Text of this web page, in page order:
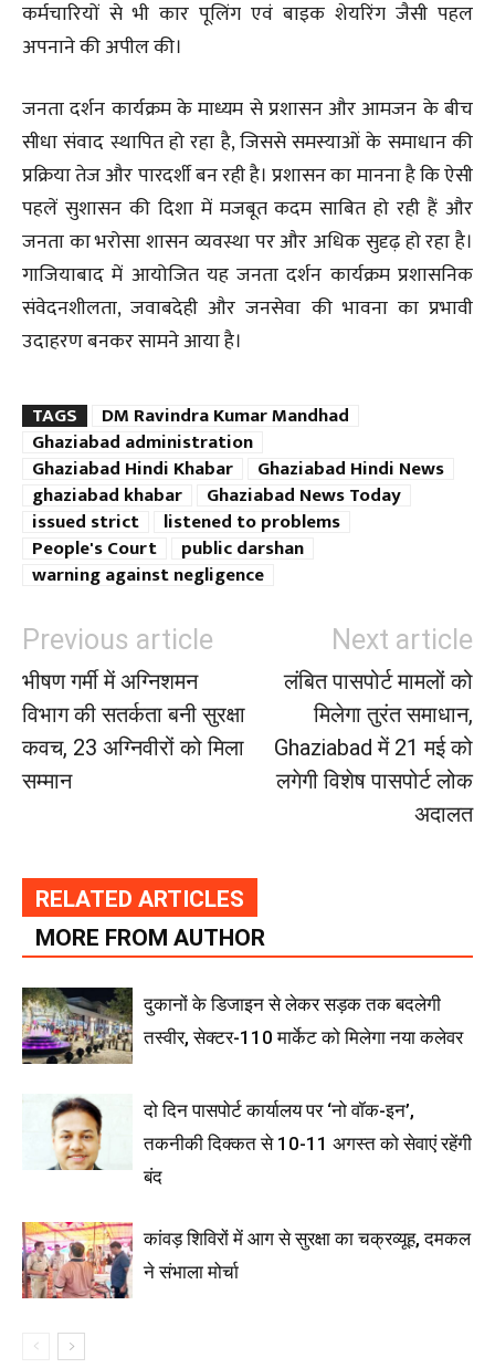
कर्मचारियों से भी कार पूलिंग एवं बाइक शेयरिंग जैसी पहल
अपनाने की अपील की।
जनता दर्शन कार्यक्रम के माध्यम से प्रशासन और आमजन के बीच
सीधा संवाद स्थापित हो रहा है, जिससे समस्याओं के समाधान की
प्रक्रिया तेज और पारदर्शी बन रही है। प्रशासन का मानना है कि ऐसी
पहलें सुशासन की दिशा में मजबूत कदम साबित हो रही हैं और
जनता का भरोसा शासन व्यवस्था पर और अधिक सुदृढ़ हो रहा है।
गाजियाबाद में आयोजित यह जनता दर्शन कार्यक्रम प्रशासनिक
संवेदनशीलता, जवाबदेही और जनसेवा की भावना का प्रभावी
उदाहरण बनकर सामने आया है।
TAGS
DM Ravindra Kumar Mandhad
Ghaziabad administration
Ghaziabad Hindi Khabar
Ghaziabad Hindi News
ghaziabad khabar
Ghaziabad News Today
issued strict
listened to problems
People's Court
public darshan
warning against negligence
Previous article
भीषण गर्मी में अग्निशमन
विभाग की सतर्कता बनी सुरक्षा
कवच, 23 अग्निवीरों को मिला
सम्मान
Next article
लंबित पासपोर्ट मामलों को
मिलेगा तुरंत समाधान,
Ghaziabad में 21 मई को
लगेगी विशेष पासपोर्ट लोक
अदालत
RELATED ARTICLES
MORE FROM AUTHOR
दुकानों के डिजाइन से लेकर सड़क तक बदलेगी
तस्वीर, सेक्टर-110 मार्केट को मिलेगा नया कलेवर
दो दिन पासपोर्ट कार्यालय पर ‘नो वॉक-इन’,
तकनीकी दिक्कत से 10-11 अगस्त को सेवाएं रहेंगी
बंद
कांवड़ शिविरों में आग से सुरक्षा का चक्रव्यूह, दमकल
ने संभाला मोर्चा